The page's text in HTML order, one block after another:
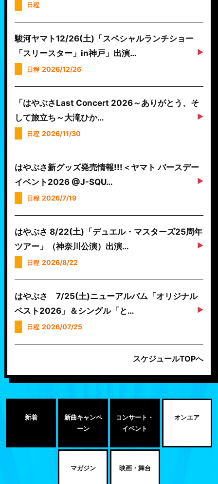
日程
駿河ヤマト12/26(土)「スペシャルランチショー
「スリースター」in神戸」出演…
日程 2026/12/26
「はやぶさLast Concert 2026～ありがとう、そ
して旅立ち～大滝ひか…
日程 2026/11/30
はやぶさ新グッズ発売情報!!!＜ヤマト バースデー
イベント2026 @J-SQU…
日程 2026/7/19
はやぶさ 8/22(土)「デュエル・マスターズ25周年
ツアー」（神奈川公演）出演…
日程 2026/8/22
はやぶさ 7/25(土)ニューアルバム「オリジナル
ベスト2026」＆シングル「と…
日程 2026/07/25
スケジュールTOPへ
新着
新曲キャンペ
ーン
コンサート・
イベント
オンエア
マガジン 映画・舞台